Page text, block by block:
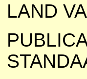
LAND